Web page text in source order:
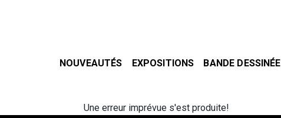
NOUVEAUTÉS EXPOSITIONS BANDE DESSINÉE
Une erreur imprévue s'est produite!